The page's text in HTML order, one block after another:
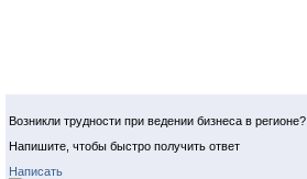
Возникли трудности при ведении бизнеса в регионе?
Напишите, чтобы быстро получить ответ
Написать